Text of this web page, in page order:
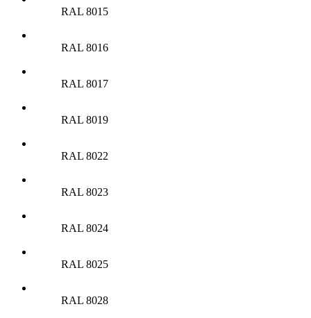
RAL 8015
RAL 8016
RAL 8017
RAL 8019
RAL 8022
RAL 8023
RAL 8024
RAL 8025
RAL 8028